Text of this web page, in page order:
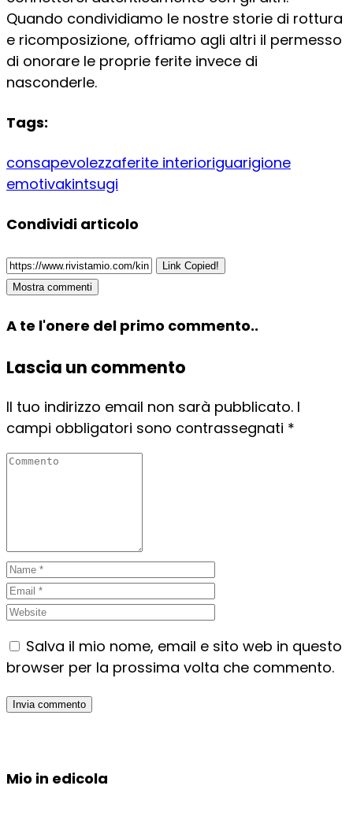
Quando condividiamo le nostre storie di rottura
e ricomposizione, offriamo agli altri il permesso
di onorare le proprie ferite invece di
nasconderle.
Tags:
consapevolezzaferite interioriguarigione
emotivakintsugi
Condividi articolo
Link Copied!
Mostra commenti
A te l'onere del primo commento..
Lascia un commento
Il tuo indirizzo email non sarà pubblicato. I
campi obbligatori sono contrassegnati *
Salva il mio nome, email e sito web in questo
browser per la prossima volta che commento.
Mio in edicola